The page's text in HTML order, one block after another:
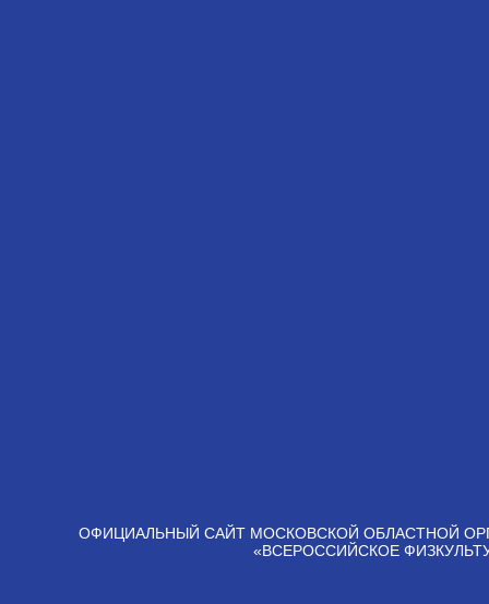
ОФИЦИАЛЬНЫЙ САЙТ МОСКОВСКОЙ ОБЛАСТНОЙ
«ВСЕРОССИЙСКОЕ